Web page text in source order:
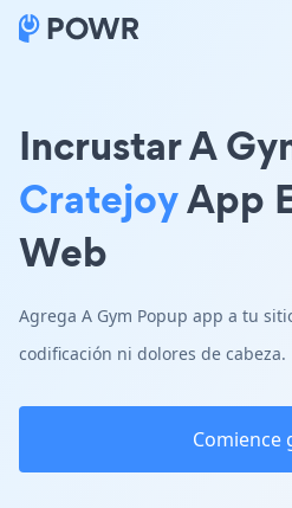
Incrustar A
CratejoyApp
Web
Agrega A Gym Popup app a tu
codificación ni dolores de cabeza.
Comience